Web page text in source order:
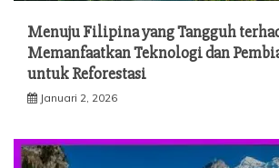
Menuju Filipina yang Tangguh
Memanfaatkan Teknologi dan
untuk Reforestasi
Januari 2, 2026